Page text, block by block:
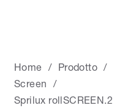
Home / Prodotto /
Screen /
Sprilux rollSCREEN.2